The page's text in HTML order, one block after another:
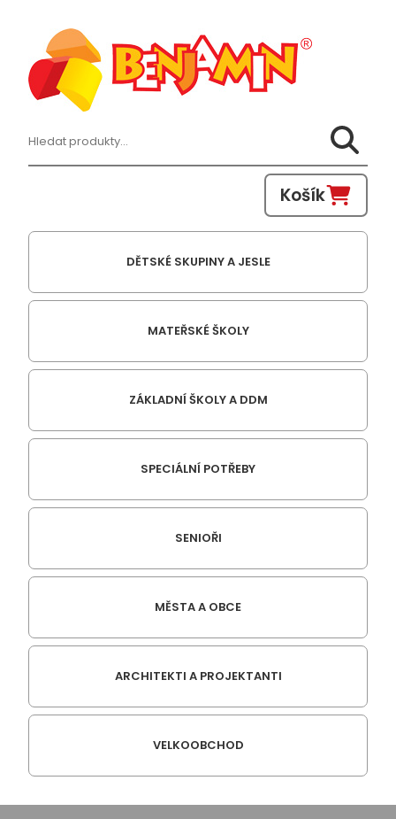
Hledat:
Košík
DĚTSKÉ SKUPINY A JESLE
MATEŘSKÉ ŠKOLY
ZÁKLADNÍ ŠKOLY A DDM
SPECIÁLNÍ POTŘEBY
SENIOŘI
MĚSTA A OBCE
ARCHITEKTI A PROJEKTANTI
VELKOOBCHOD